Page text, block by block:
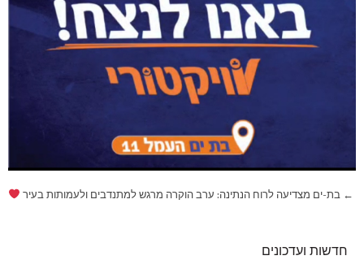
ניווט
← בת-ים מצדיעה לרוח הנתינה: ערב הוקרה מרגש למתנדבים ולעמותות בעיר
חדשות ועדכונים